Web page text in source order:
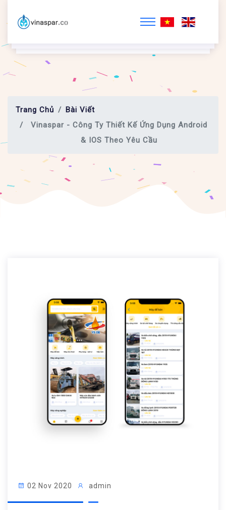
Trang Chủ
Bài Viết
Vinaspar - Công Ty Thiết Kế Ứng Dụng Android
& IOS Theo Yêu Cầu
02 Nov 2020 admin